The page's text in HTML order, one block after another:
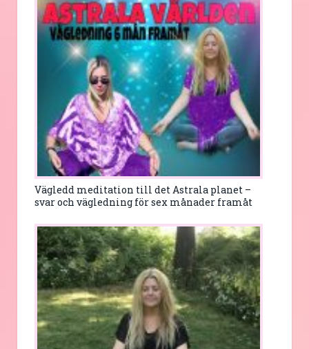
Vägledd meditation till det Astrala planet –
svar och vägledning för sex månader framåt